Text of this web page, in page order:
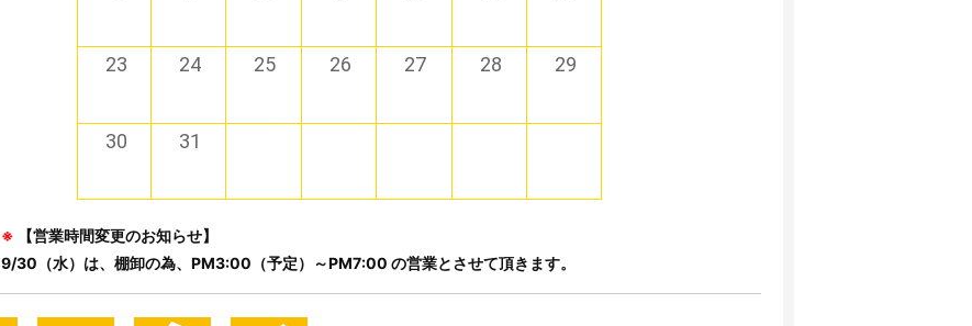
23 24 25 26 27 28 29
30 31
※ 【営業時間変更のお知らせ】
9/30（水）は、棚卸の為、PM3:00（予定）～PM7:00 の営業とさせて頂きます。